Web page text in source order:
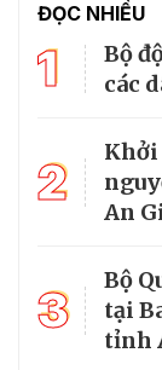
ĐỌC NHIỀU
1
Bộ
các
2
Khởi
An
3
Bộ
tại
tỉnh